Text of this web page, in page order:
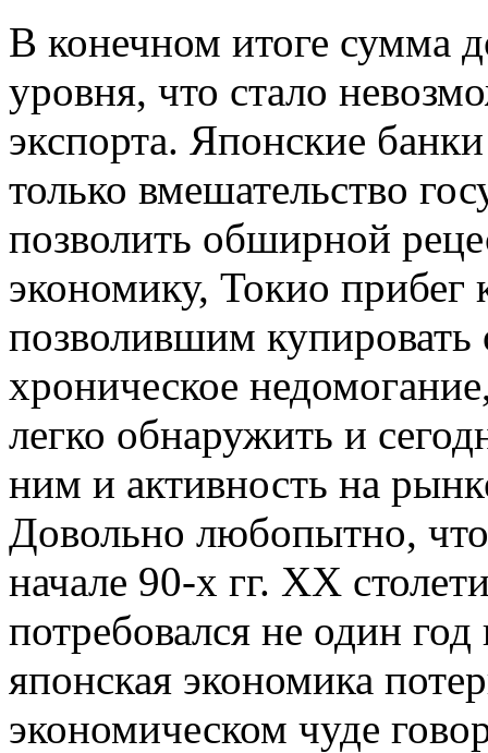
В конечном итоге сумма
уровня, что стало
экспорта. Японские
только вмешательство
позволить обширной
экономику, Токио
позволившим купировать
хроническое
легко обнаружить и
ним и активность на
Довольно любопытно,
начале 90-х гг. ХХ
потребовался не один
японская экономика
экономическом чуде